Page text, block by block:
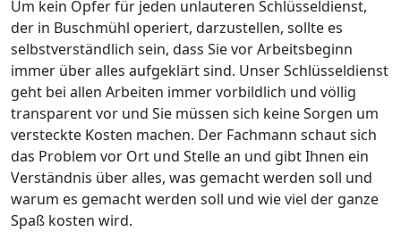
Um kein Opfer für jeden unlauteren Schlüsseldienst,
der in Buschmühl operiert, darzustellen, sollte es
selbstverständlich sein, dass Sie vor Arbeitsbeginn
immer über alles aufgeklärt sind. Unser Schlüsseldienst
geht bei allen Arbeiten immer vorbildlich und völlig
transparent vor und Sie müssen sich keine Sorgen um
versteckte Kosten machen. Der Fachmann schaut sich
das Problem vor Ort und Stelle an und gibt Ihnen ein
Verständnis über alles, was gemacht werden soll und
warum es gemacht werden soll und wie viel der ganze
Spaß kosten wird.